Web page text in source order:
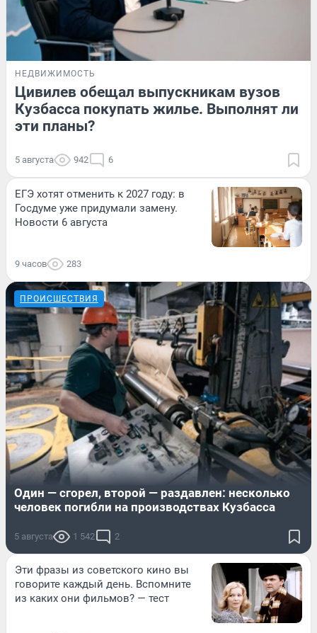
НЕДВИЖИМОСТЬ
Цивилев обещал выпускникам вузов
Кузбасса покупать жилье. Выполнят ли
эти планы?
5 августа 942 6
ЕГЭ хотят отменить к 2027 году: в
Госдуме уже придумали замену.
Новости 6 августа
9 часов 283
ПРОИСШЕСТВИЯ
Один — сгорел, второй — раздавлен: несколько
человек погибли на производствах Кузбасса
5 августа 1 542 2
Эти фразы из советского кино вы
говорите каждый день. Вспомните
из каких они фильмов? — тест